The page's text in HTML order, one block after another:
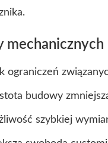
ograniczeń
budowy
szybkiej